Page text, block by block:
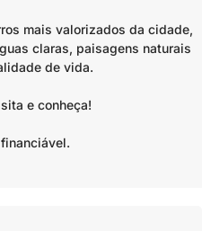
mais valorizados da cidade,
claras, paisagens naturais
de vida.
e conheça!